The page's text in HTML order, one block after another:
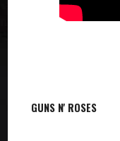
GUNS N' ROSES